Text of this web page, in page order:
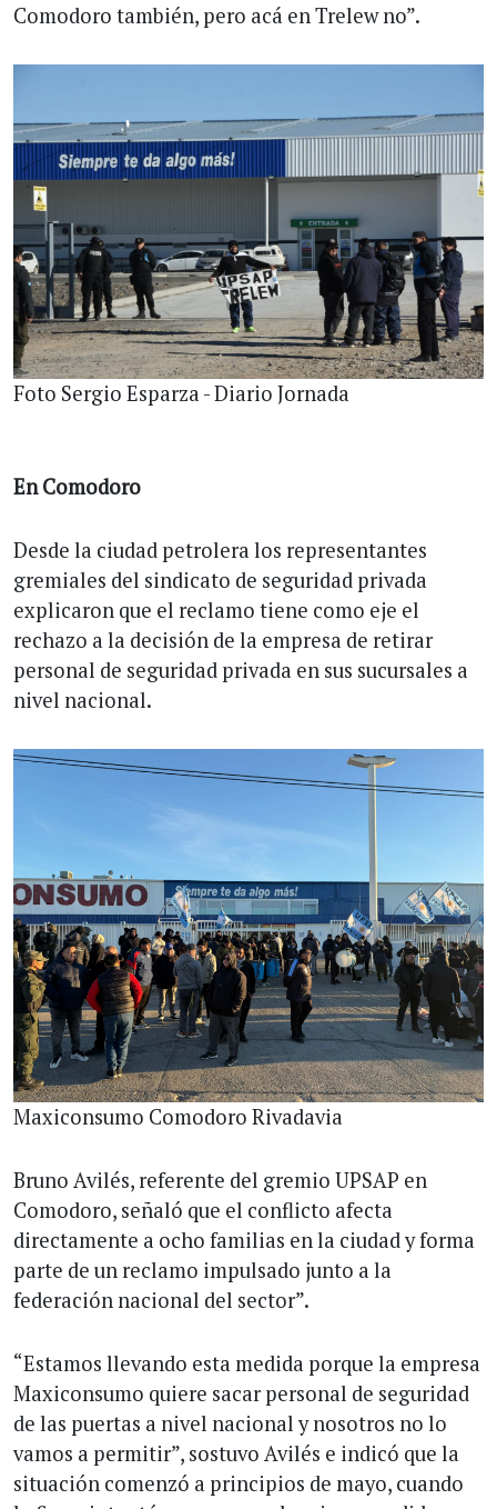
Comodoro también, pero acá en Trelew no”.
Foto Sergio Esparza - Diario Jornada
En Comodoro
Desde la ciudad petrolera los representantes
gremiales del sindicato de seguridad privada
explicaron que el reclamo tiene como eje el
rechazo a la decisión de la empresa de retirar
personal de seguridad privada en sus sucursales a
nivel nacional.
Maxiconsumo Comodoro Rivadavia
Bruno Avilés, referente del gremio UPSAP en
Comodoro, señaló que el conflicto afecta
directamente a ocho familias en la ciudad y forma
parte de un reclamo impulsado junto a la
federación nacional del sector”.
“Estamos llevando esta medida porque la empresa
Maxiconsumo quiere sacar personal de seguridad
de las puertas a nivel nacional y nosotros no lo
vamos a permitir”, sostuvo Avilés e indicó que la
situación comenzó a principios de mayo, cuando